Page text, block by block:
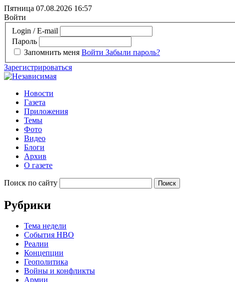
Пятница 07.08.2026 16:57
Войти
Login / E-mail
Пароль
Запомнить меня Войти Забыли пароль?
Зарегистрироваться
Новости
Газета
Приложения
Темы
Фото
Видео
Блоги
Архив
О газете
Поиск по сайту
Рубрики
Тема недели
События НВО
Реалии
Концепции
Геополитика
Войны и конфликты
Армии